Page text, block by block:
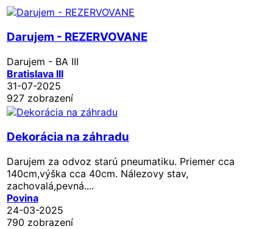
Darujem - REZERVOVANE
Darujem - BA III
Bratislava III
31-07-2025
927 zobrazení
Dekorácia na záhradu
Darujem za odvoz starú pneumatiku. Priemer cca
140cm,výška cca 40cm. Nálezovy stav,
zachovalá,pevná....
Povina
24-03-2025
790 zobrazení